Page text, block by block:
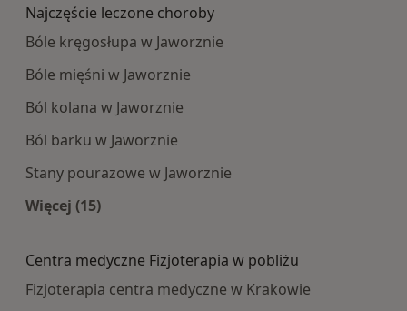
Najczęście leczone choroby
Bóle kręgosłupa w Jaworznie
Bóle mięśni w Jaworznie
Ból kolana w Jaworznie
Ból barku w Jaworznie
Stany pourazowe w Jaworznie
Więcej (15)
Centra medyczne Fizjoterapia w pobliżu
Fizjoterapia centra medyczne w Krakowie